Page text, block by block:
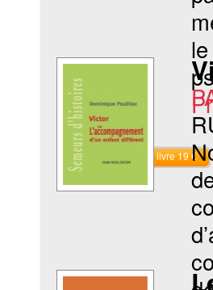
Commander le livre 19 €